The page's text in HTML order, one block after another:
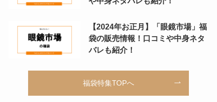
【2024年お正月】「眼鏡市場」福
袋の販売情報！口コミや中身ネタ
バレも紹介！
福袋特集TOPへ